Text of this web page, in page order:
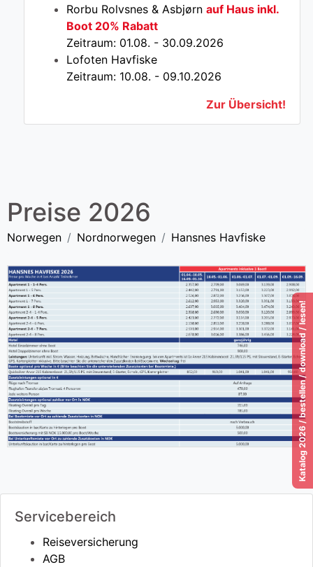
Katalog 2026 / bestellen / download / lesen!
Rorbu Rolvsnes & Asbjørn auf Haus inkl.
Boot 20% Rabatt
Zeitraum: 01.08. - 30.09.2026
Lofoten Havfiske
Zeitraum: 10.08. - 09.10.2026
Zur Übersicht!
Preise 2026
Norwegen Nordnorwegen Hansnes Havfiske
Servicebereich
Reiseversicherung
AGB